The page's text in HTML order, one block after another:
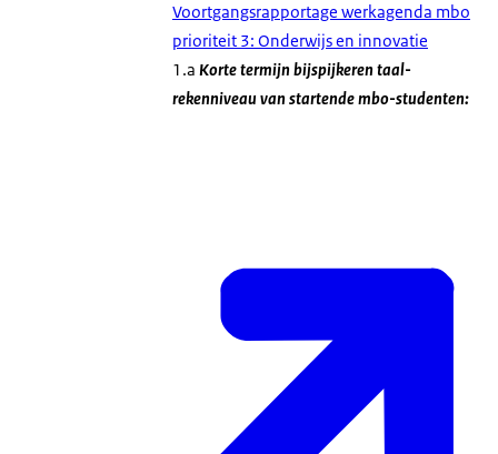
Voortgangsrapportage werkagenda mbo
prioriteit 3: Onderwijs en innovatie
1.a Korte termijn bijspijkeren taal-
rekenniveau van startende mbo-studenten: